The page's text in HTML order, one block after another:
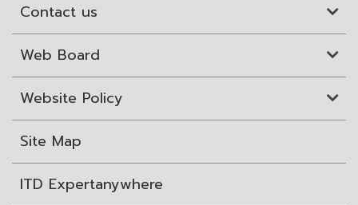
Contact us
Web Board
Website Policy
Site Map
ITD Expertanywhere